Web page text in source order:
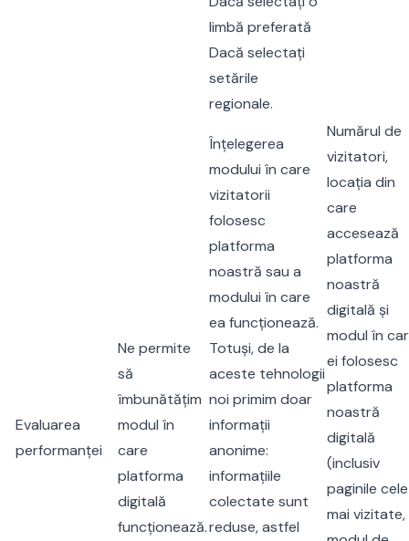
limbă preferată
Dacă selectați
setările
regionale.
Evaluarea
performanței
Ne permite
să
îmbunătățim
modul în
care
platforma
digitală
funcționează.
Înțelegerea
modului în care
vizitatorii
folosesc
platforma
noastră sau a
modului în care
ea funcționează.
Totuși, de la
aceste tehnologii
noi primim doar
informații
anonime:
informațiile
colectate sunt
reduse, astfel
Numărul de
vizitatori,
locația din
care
accesează
platforma
noastră
digitală și
modul în
ei folosesc
platforma
noastră
digitală
(inclusiv
paginile cele
mai vizitate,